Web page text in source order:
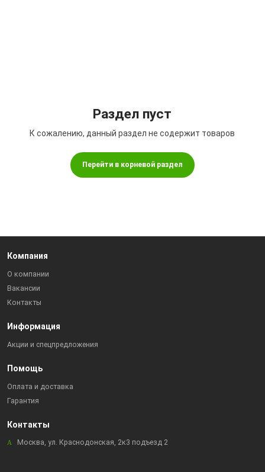
Раздел пуст
К сожалению, данный раздел не содержит товаров
Перейти в корневой раздел
Компания
О компании
Вакансии
Контакты
Информация
Акции и спецпредложения
Помощь
Оплата и доставка
Гарантия
Контакты
Москва, ул. Краснодонская, 2к3 подъезд 2